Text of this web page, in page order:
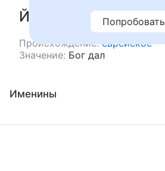
Йонатан
Происхождение: еврейское
Значение: Бог дал
Именины
Попробовать